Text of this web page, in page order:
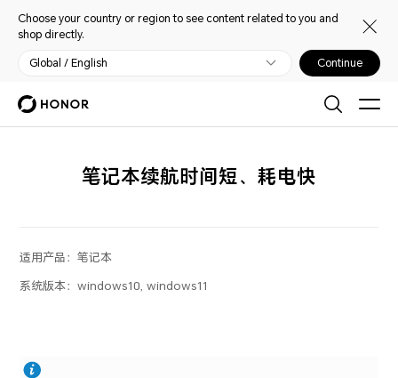
Choose your country or region to see content related to you and
shop directly.
Global / English Continue
笔记本续航时间短、耗电快
适用产品：笔记本
系统版本：windows10, windows11